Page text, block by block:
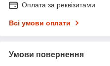
Оплата за реквізитами
Всі умови оплати
Умови повернення